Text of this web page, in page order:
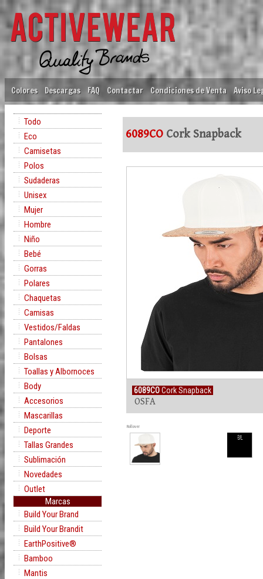
Colores Descargas FAQ Contactar Condiciones de Venta Aviso
Todo
Eco
Camisetas
Polos
Sudaderas
Unisex
Mujer
Hombre
Niño
Bebé
Gorras
Polares
Chaquetas
Camisas
Vestidos/Faldas
Pantalones
Bolsas
Toallas y Albornoces
Body
Accesorios
Mascarillas
Deporte
Tallas Grandes
Sublimación
Novedades
Outlet
Marcas
Build Your Brand
Build Your Brandit
EarthPositive®
Bamboo
Mantis
6089CO Cork Snapback
6089COCork Snapback
OSFA
Rollover
BL